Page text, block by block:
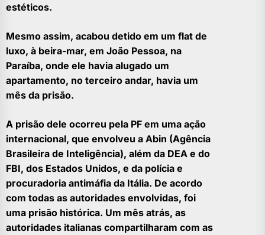
estéticos.
Mesmo assim, acabou detido em um flat de
luxo, à beira-mar, em João Pessoa, na
Paraíba, onde ele havia alugado um
apartamento, no terceiro andar, havia um
mês da prisão.
A prisão dele ocorreu pela PF em uma ação
internacional, que envolveu a Abin (Agência
Brasileira de Inteligência), além da DEA e do
FBI, dos Estados Unidos, e da polícia e
procuradoria antimáfia da Itália. De acordo
com todas as autoridades envolvidas, foi
uma prisão histórica. Um mês atrás, as
autoridades italianas compartilharam com as